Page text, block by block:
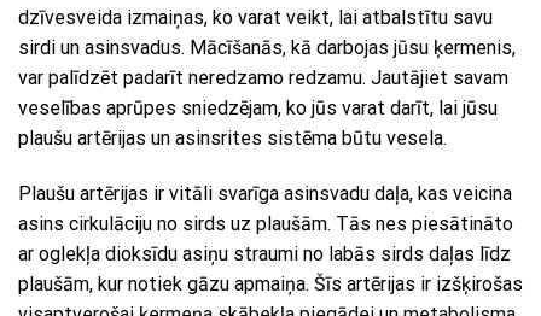
dzīvesveida izmaiņas, ko varat veikt, lai atbalstītu savu
sirdi un asinsvadus. Mācīšanās, kā darbojas jūsu ķermenis,
var palīdzēt padarīt neredzamo redzamu. Jautājiet savam
veselības aprūpes sniedzējam, ko jūs varat darīt, lai jūsu
plaušu artērijas un asinsrites sistēma būtu vesela.
Plaušu artērijas ir vitāli svarīga asinsvadu daļa, kas veicina
asins cirkulāciju no sirds uz plaušām. Tās nes piesātināto
ar oglekļa dioksīdu asiņu straumi no labās sirds daļas līdz
plaušām, kur notiek gāzu apmaiņa. Šīs artērijas ir izšķirošas